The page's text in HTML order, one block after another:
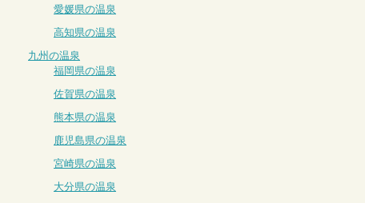
愛媛県の温泉
高知県の温泉
九州の温泉
福岡県の温泉
佐賀県の温泉
熊本県の温泉
鹿児島県の温泉
宮崎県の温泉
大分県の温泉